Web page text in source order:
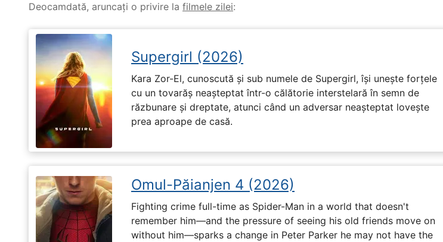
Deocamdată, aruncați o privire la filmele zilei:
Supergirl (2026)
Kara Zor-El, cunoscută și sub numele de Supergirl, își unește forțele
cu un tovarăș neașteptat într-o călătorie interstelară în semn de
răzbunare și dreptate, atunci când un adversar neașteptat lovește
prea aproape de casă.
Omul-Păianjen 4 (2026)
Fighting crime full-time as Spider-Man in a world that doesn't
remember him—and the pressure of seeing his old friends move on
without him—sparks a change in Peter Parker he may not have the